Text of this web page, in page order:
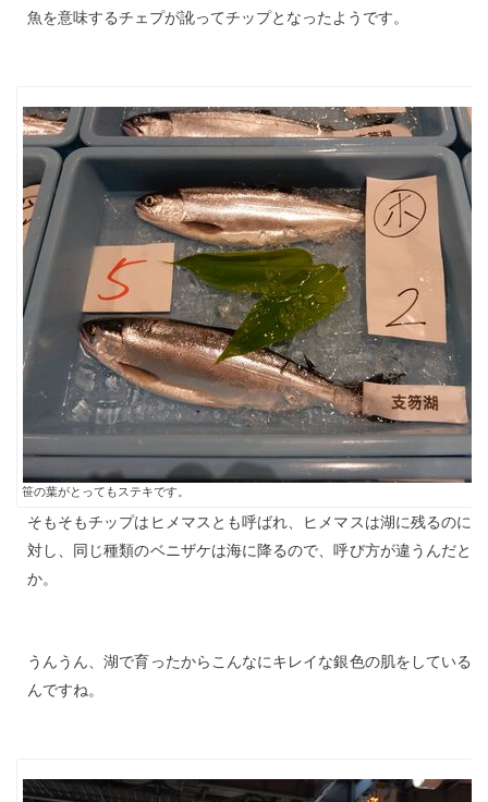
魚を意味するチェプが訛ってチップとなったようです。
笹の葉がとってもステキです。
そもそもチップはヒメマスとも呼ばれ、ヒメマスは湖に残るのに
対し、同じ種類のベニザケは海に降るので、呼び方が違うんだと
か。
うんうん、湖で育ったからこんなにキレイな銀色の肌をしている
んですね。